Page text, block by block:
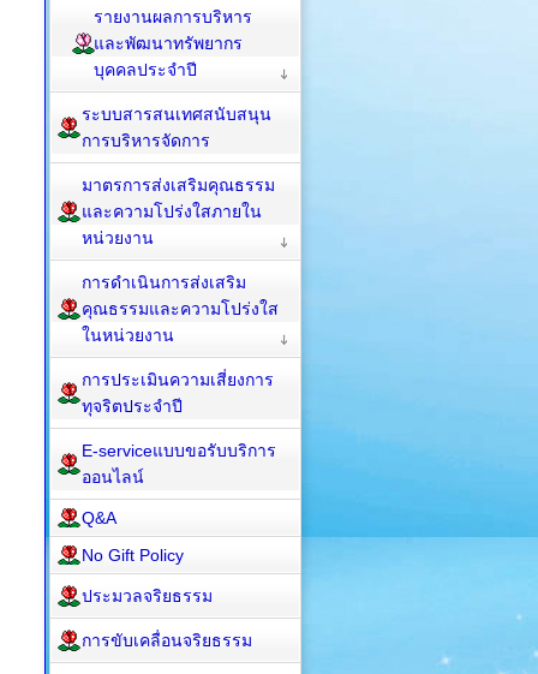
รายงานผลการบริหาร
และพัฒนาทรัพยากร
บุคคลประจำปี
ระบบสารสนเทศสนับสนุน
การบริหารจัดการ
มาตรการส่งเสริมคุณธรรม
และความโปร่งใสภายใน
หน่วยงาน
การดำเนินการส่งเสริม
คุณธรรมและความโปร่งใส
ในหน่วยงาน
การประเมินความเสี่ยงการ
ทุจริตประจำปี
E-serviceแบบขอรับบริการ
ออนไลน์
Q&A
No Gift Policy
ประมวลจริยธรรม
การขับเคลื่อนจริยธรรม